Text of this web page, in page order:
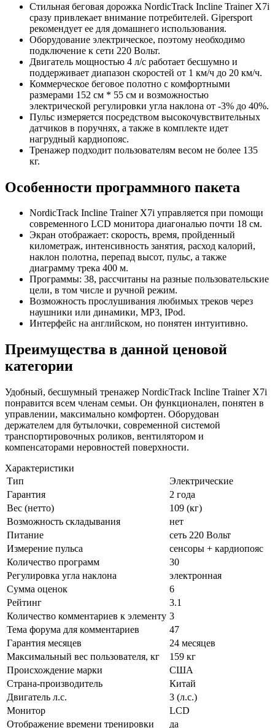
Стильная беговая дорожка NordicTrack Incline Trainer X7i
сразу привлекает внимание потребителей. Gipersport
рекомендует ее для домашнего использования.
Оборудование электрическое, поэтому необходимо
подключение к сети 220 Вольт.
Двигатель мощностью 4 л/с работает бесшумно и
поддерживает диапазон скоростей от 1 км/ч до 20 км/ч.
Коммерческое беговое полотно с комфортными
размерами 152 см * 55 см и возможностью
электрической регулировки угла наклона от -3% до 40%.
Пульс измеряется посредством высокочувствительных
датчиков в поручнях, а также в комплекте идет
нагрудный кардиопояс.
Тренажер подходит пользователям весом не более 135
кг.
Особенности программного пакета
NordicTrack Incline Trainer X7i управляется при помощи
современного LCD монитора диагональю почти 18 см.
Экран отображает: скорость, время, пройденный
километраж, интенсивность занятия, расход калорий,
наклон полотна, перепад высот, пульс, а также
диаграмму трека 400 м.
Программы: 38, рассчитаны на разные пользовательские
цели, в том числе и ручной режим.
Возможность прослушивания любимых треков через
наушники или динамики, MP3, IPod.
Интерфейс на английском, но понятен интуитивно.
Преимущества в данной ценовой
категории
Удобный, бесшумный тренажер NordicTrack Incline Trainer X7i
понравится всем членам семьи. Он функционален, понятен в
управлении, максимально комфортен. Оборудован
держателем для бутылочки, современной системой
транспортировочных роликов, вентилятором и
компенсаторами неровностей поверхности.
Характеристики
Тип
Электрические
Гарантия
2 года
Вес (нетто)
109 (кг)
Возможность складывания
нет
Питание
сеть 220 Вольт
Измерение пульса
сенсоры + кардиопояс
Количество программ
30
Регулировка угла наклона
электронная
Сумма оценок
6
Рейтинг
3.1
Количество комментариев к элементу 3
Тема форума для комментариев
47
Гарантия месяцев
24 месяцев
Максимальный вес пользователя, кг
159 кг
Происхождение марки
США
Страна-производитель
Китай
Двигатель л.с.
3 (л.с.)
Монитор
LСD
Отображение времени тренировки
да